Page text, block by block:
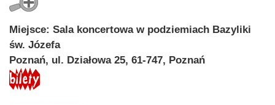
Miejsce: Sala koncertowa w podziemiach Bazyliki
św. Józefa
Poznań, ul. Działowa 25, 61-747, Poznań